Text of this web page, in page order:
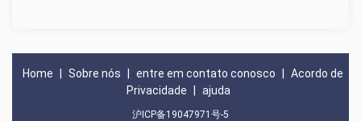
Home Sobre nós entre em contato conosco
Acordo de
Privacidade
ajuda
沪ICP备19047971号-5